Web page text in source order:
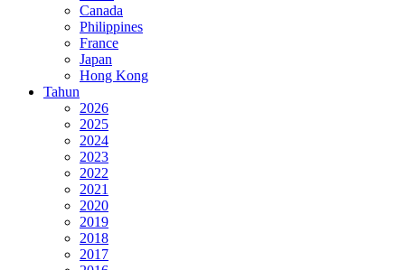
Canada
Philippines
France
Japan
Hong Kong
Tahun
2026
2025
2024
2023
2022
2021
2020
2019
2018
2017